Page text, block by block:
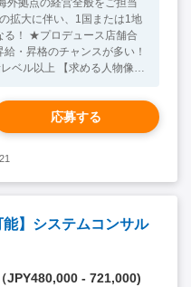
方 マルチタスクの遂行が
られる方
る！ ★プロデュース店舗合
・昇格のチャンスが多い！
める人物像】
を進められる方 ■飲食、特に
験あり ■幅広いビジネス経
応募する
能】システムコンサル
（JPY480,000 - 721,000)